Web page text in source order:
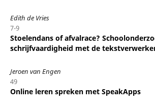
Edith de Vries
7-9
Stoelendans of afvalrace?
schrijfvaardigheid met de
Jeroen van Engen
49
Online leren spreken met SpeakApps